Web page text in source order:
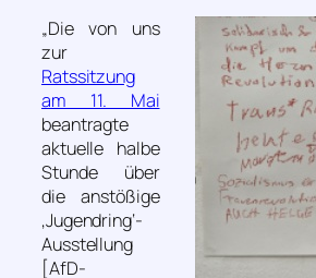
„Die von uns
zur
Ratssitzung
am 11. Mai
beantragte
aktuelle halbe
Stunde über
die anstößige
‚Jugendring‘-
Ausstellung
[AfD-